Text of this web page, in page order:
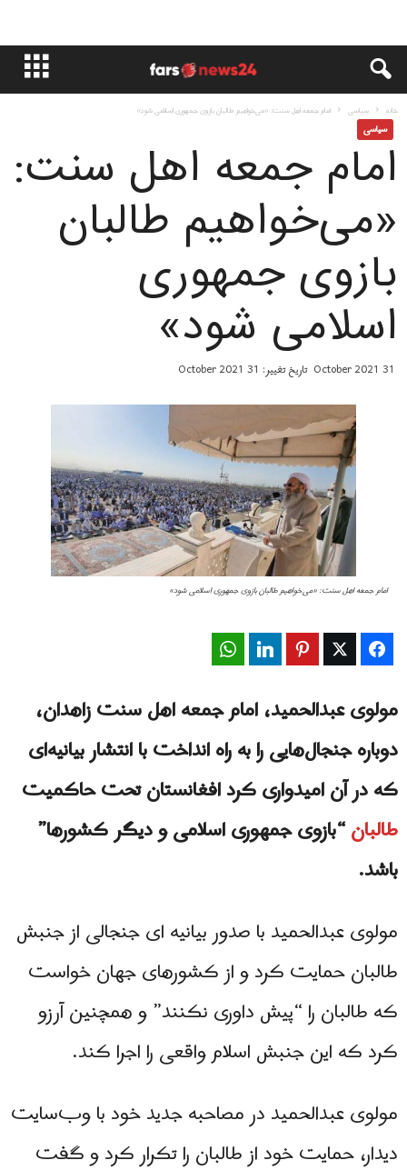
خانه سياسى امام جمعه اهل سنت: «می‌خواهیم طالبان بازوی جمهوری اسلامی شود»
سياسى
امام جمعه اهل سنت:
«می‌خواهیم طالبان
بازوی جمهوری
اسلامی شود»
31 October 2021 تاریخ تغییر: 31 October 2021
امام جمعه اهل سنت: «می‌خواهیم طالبان بازوی جمهوری اسلامی شود»
Facebook
Twitter
Pinterest
LinkedIn
مولوی عبدالحمید، امام جمعه اهل سنت زاهدان،
دوباره جنجال‌هایی را به راه انداخت با انتشار بیانیه‌ای
که در آن امیدواری کرد افغانستان تحت حاکمیت
طالبان“بازوی جمهوری اسلامی و دیگر کشورها”
باشد.
مولوی عبدالحمید با صدور بیانیه ای جنجالی از جنبش
طالبان حمایت کرد و از کشورهای جهان خواست
که طالبان را “پیش داوری نکنند” و همچنین آرزو
کرد که این جنبش اسلام واقعی را اجرا کند.
مولوی عبدالحمید در مصاحبه جدید خود با وب‌سایت
دیدار، حمایت خود از طالبان را تکرار کرد و گفت